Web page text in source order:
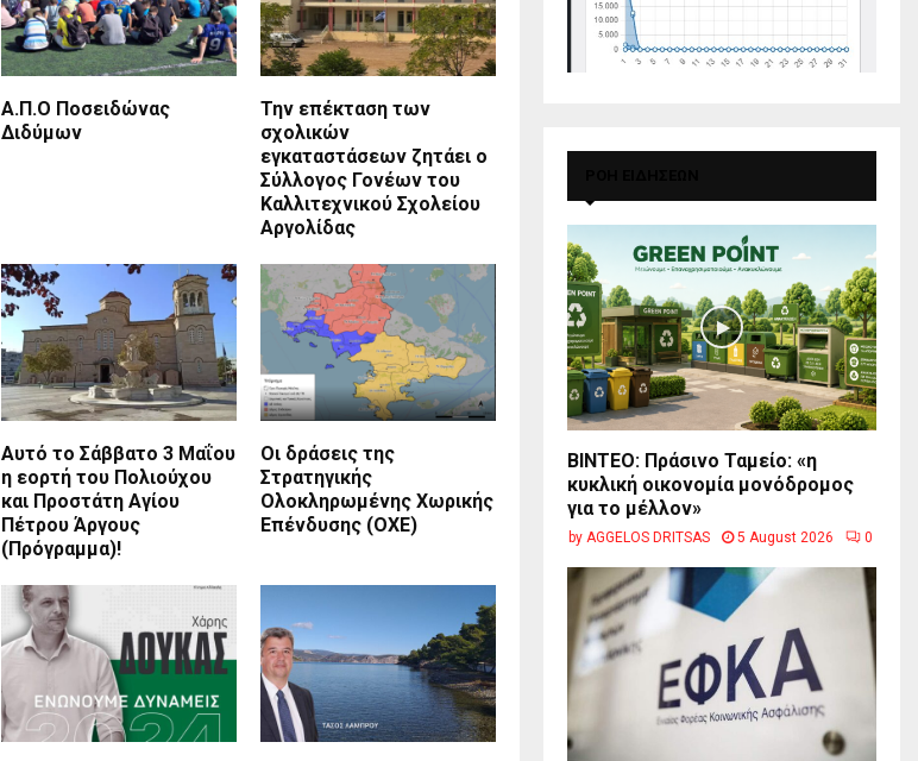
Α.Π.Ο Ποσειδώνας
Διδύμων
Την επέκταση των
σχολικών
εγκαταστάσεων ζητάει ο
Σύλλογος Γονέων του
Καλλιτεχνικού Σχολείου
Αργολίδας
Αυτό το Σάββατο 3 Μαΐου
η εορτή του Πολιούχου
και Προστάτη Αγίου
Πέτρου Άργους
(Πρόγραμμα)!
Οι δράσεις της
Στρατηγικής
Ολοκληρωμένης Χωρικής
Επένδυσης (ΟΧΕ)
BINTEO: Πράσινο Ταμείο: «η
κυκλική οικονομία μονόδρομος
για το μέλλον»
by AGGELOS DRITSAS 5 August 2026 0